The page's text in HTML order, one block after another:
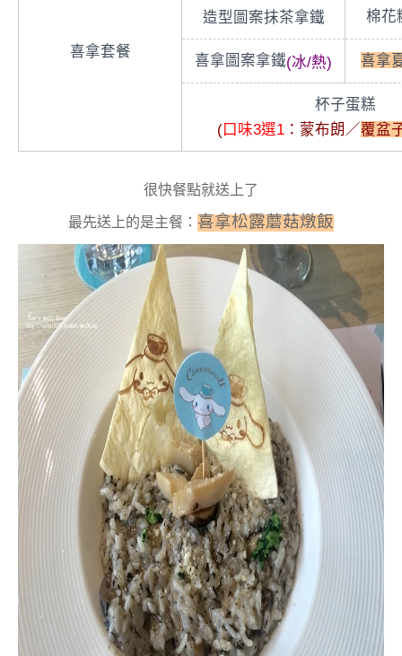
喜拿套餐
造型圖案抹茶拿鐵 棉花
喜拿圖案拿鐵(冰/熱) 喜拿
杯子蛋糕
(口味3選1 ：蒙布朗／覆盆
很快餐點就送上了
最先送上的是主餐： 喜拿松露蘑菇燉飯